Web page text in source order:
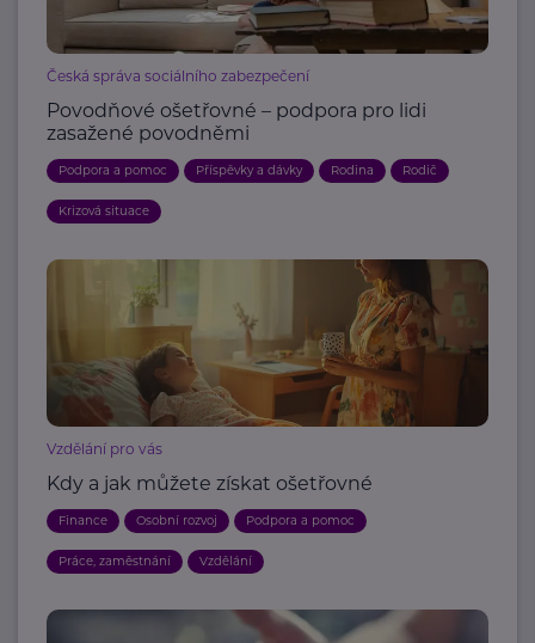
Česká správa sociálního zabezpečení
Povodňové ošetřovné – podpora pro lidi
zasažené povodněmi
Podpora a pomoc Příspěvky a dávky Rodina Rodič
Krizová situace
Vzdělání pro vás
Kdy a jak můžete získat ošetřovné
Finance Osobní rozvoj Podpora a pomoc
Práce, zaměstnání Vzdělání